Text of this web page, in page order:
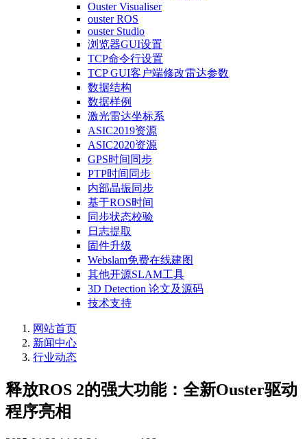
Ouster Visualiser
ouster ROS
ouster Studio
浏览器GUI设置
TCP命令行设置
TCP GUI客户端修改雷达参数
数据结构
数据样例
激光雷达坐标系
ASIC2019资源
ASIC2020资源
GPS时间同步
PTP时间同步
内部晶振同步
基于ROS时间
同步状态校验
日志提取
固件升级
Webslam免费在线建图
其他开源SLAM工具
3D Detection 论文及源码
技术支持
网站首页
新闻中心
行业动态
释放ROS 2的强大功能：全新Ouster驱动
程序亮相